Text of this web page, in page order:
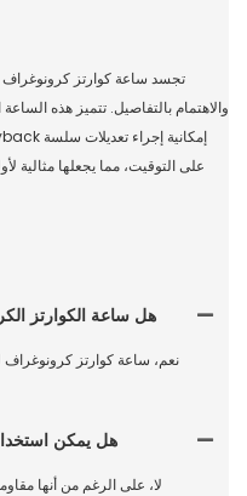
تجسد ساعة كوارتز كرونوغراف
والاهتمام بالتفاصيل. تتميز هذه
على التوقيت، مما يجعلها مثالية
هل ساعة الكوارتز
نعم، ساعة كوارتز كرونوغراف
هل يمكن
لا، على الرغم من أنها